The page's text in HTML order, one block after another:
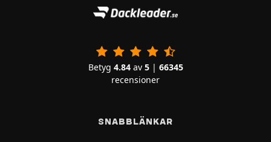
Betyg 4.84av 5| 66345
recensioner
SNABBLÄNKAR